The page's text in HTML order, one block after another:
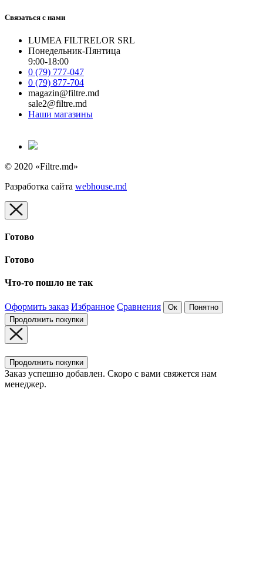
Связаться с нами
LUMEA FILTRELOR SRL
Понедельник-Пянтица
9:00-18:00
0 (79) 777-047
0 (79) 877-704
magazin@filtre.md
sale2@filtre.md
Наши магазины
© 2020 «Filtre.md»
Разработка сайта webhouse.md
Готово
Готово
Что-то пошло не так
Оформить заказ Избранное Сравнения Ок
Понятно
Продолжить покупки
Продолжить покупки
Заказ успешно добавлен. Скоро с вами свяжется нам
менеджер.